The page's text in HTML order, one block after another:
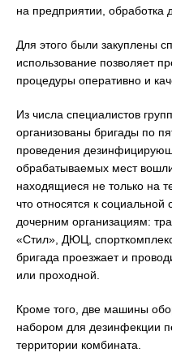
на предприятии, обработка
Для этого были закуплены
использование позволяет
процедуры оперативно и
Из числа специалистов
организованы бригады по
проведения
обрабатываемых мест
находящиеся не только на
что относятся к
дочерним организациям:
«Стил», ДЮЦ,
бригада проезжает и
или проходной.
Кроме того, две машины
набором для дезинфекции
территории комбината.